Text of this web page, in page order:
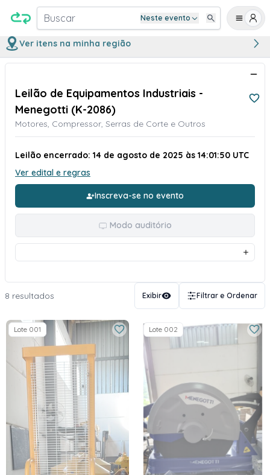
Buscar Neste evento
Ver itens na minha região
Leilão de Equipamentos Industriais -
Menegotti (K-2086)
Motores, Compressor, Serras de Corte e Outros
Leilão encerrado: 14 de agosto de 2025 às 14:01:50 UTC
Ver edital e regras
Inscreva-se no evento
Modo auditório
8 resultados Exibir Filtrar e Ordenar
Lote 001 Lote 002